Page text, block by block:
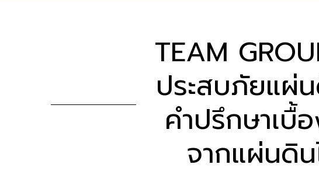
TEAM
ประสบภัยแผ่
คำปรึกษาเบื้
จากแผ่นดิ